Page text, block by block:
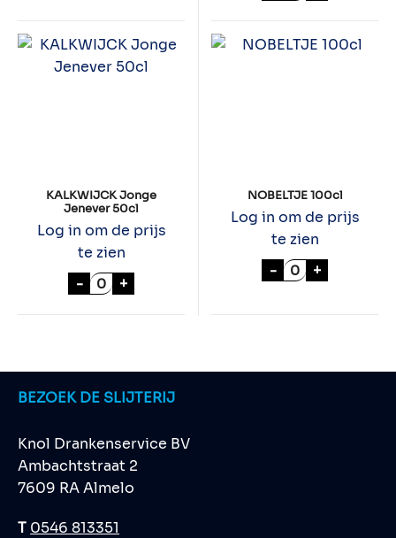
KALKWIJCK Jonge
Jenever 50cl
Log in om de prijs
te zien
- KALKWIJCK Jonge Jenever 50cl aantal
+
NOBELTJE 100cl
Log in om de prijs
te zien
- NOBELTJE
+
BEZOEK DE SLIJTERIJ
Knol Drankenservice BV
Ambachtstraat 2
7609 RA Almelo
T 0546 813351